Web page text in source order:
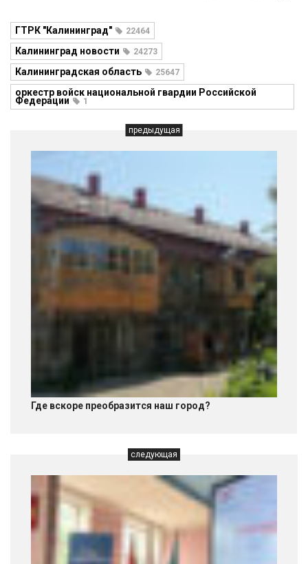
ГТРК "Калининград" 22464
Калининград новости 24273
Калининградская область 25647
оркестр войск национальной гвардии Российской
Федерации 1
предыдущая
Где вскоре преобразится наш город?
следующая